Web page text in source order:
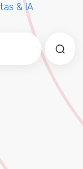
& IA
función de
de